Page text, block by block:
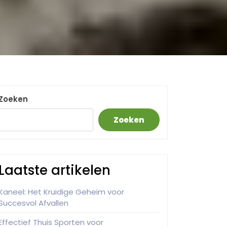
Zoeken
artikelen
Het Kruidige Geheim voor
Afvallen
Thuis Sporten voor